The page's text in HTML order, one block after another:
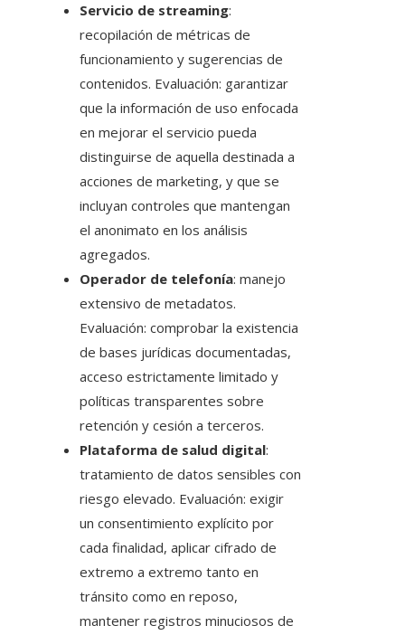
Servicio de streaming:
recopilación de métricas de
funcionamiento y sugerencias de
contenidos. Evaluación: garantizar
que la información de uso enfocada
en mejorar el servicio pueda
distinguirse de aquella destinada a
acciones de marketing, y que se
incluyan controles que mantengan
el anonimato en los análisis
agregados.
Operador de telefonía: manejo
extensivo de metadatos.
Evaluación: comprobar la existencia
de bases jurídicas documentadas,
acceso estrictamente limitado y
políticas transparentes sobre
retención y cesión a terceros.
Plataforma de salud digital:
tratamiento de datos sensibles con
riesgo elevado. Evaluación: exigir
un consentimiento explícito por
cada finalidad, aplicar cifrado de
extremo a extremo tanto en
tránsito como en reposo,
mantener registros minuciosos de